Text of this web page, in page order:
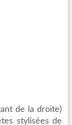
de la droite)
stylisées de